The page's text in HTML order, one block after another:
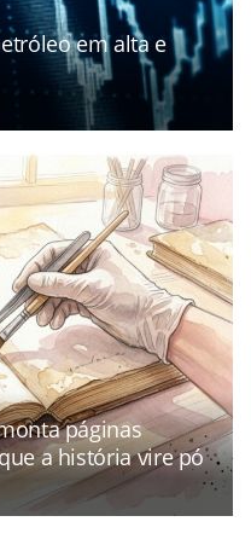
em alta e
páginas
a história vire pó